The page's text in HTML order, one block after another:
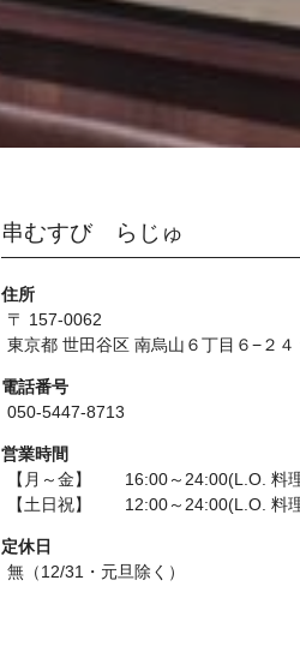
串むすび らじゅ
住所
〒 157-0062
東京都 世田谷区 南烏山６丁目６−２
電話番号
050-5447-8713
営業時間
【月～金】 16:00～24:00(L.O. 料
【土日祝】 12:00～24:00(L.O. 料
定休日
無（12/31・元旦除く）